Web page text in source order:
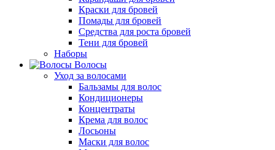
Краски для бровей
Помады для бровей
Средства для роста бровей
Тени для бровей
Наборы
Волосы
Уход за волосами
Бальзамы для волос
Кондиционеры
Концентраты
Крема для волос
Лосьоны
Маски для волос